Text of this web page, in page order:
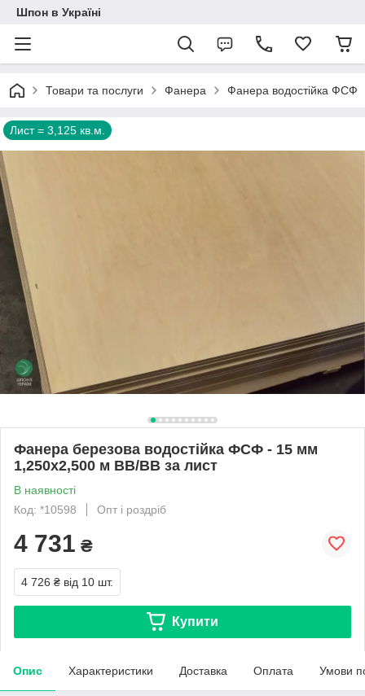
Шпон в Україні
Товари та послуги Фанера Фанера водостійка ФСФ
Лист = 3,125 кв.м.
Фанера березова водостійка ФСФ - 15 мм
1,250х2,500 м ВВ/ВВ за лист
В наявності
Код: *10598
Опт і роздріб
4 731 ₴
4 726 ₴ від 10 шт.
Купити
Опис Характеристики Доставка Оплата Умови